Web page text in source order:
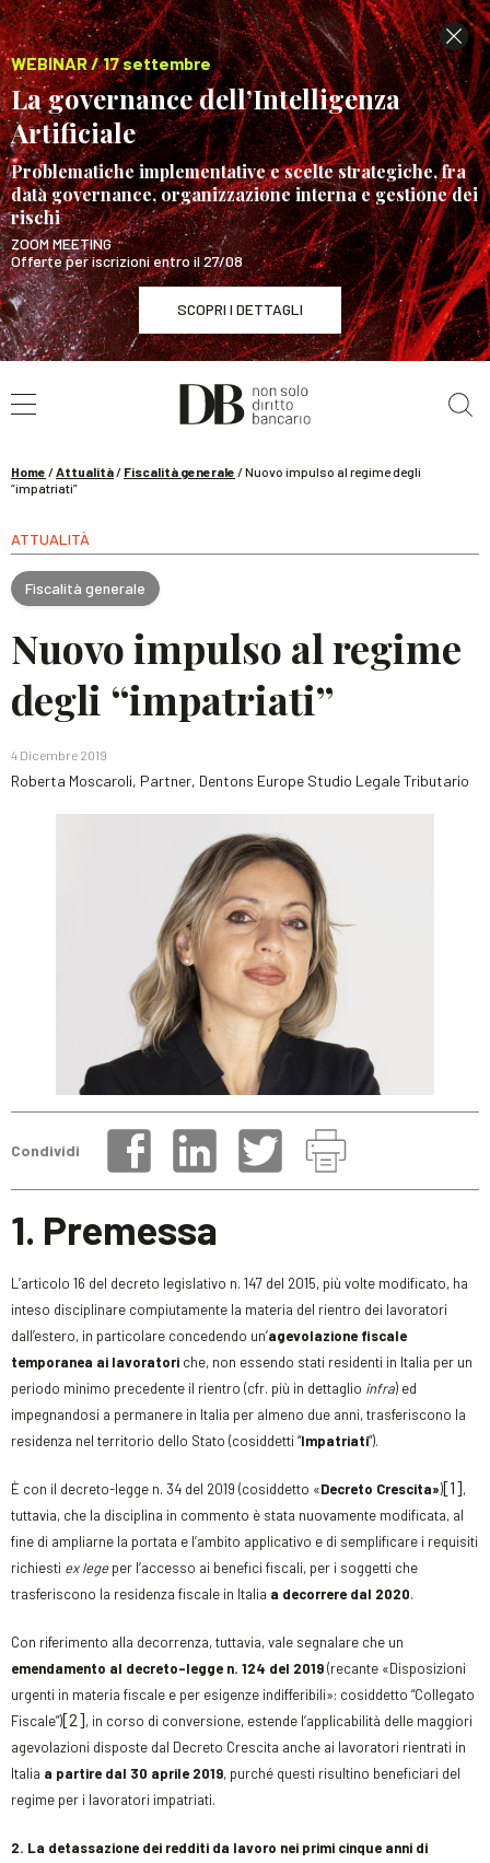
WEBINAR / 17 settembre
La governance dell’Intelligenza
Artificiale
Problematiche implementative e scelte strategiche, fra
data governance, organizzazione interna e gestione dei
rischi
ZOOM MEETING
Offerte per iscrizioni entro il 27/08
SCOPRI I DETTAGLI
WEBINAR / 17 settembre
La governance dell’Intelligenza Artificiale
Home /Attualità/ Fiscalità generale /Nuovo impulso al regime degli
“impatriati”
ATTUALITÀ
Fiscalità generale
Nuovo impulso al regime
degli “impatriati”
4 Dicembre 2019
Roberta Moscaroli, Partner, Dentons Europe Studio Legale Tributario
Condividi
1. Premessa
L’articolo 16 del decreto legislativo n. 147 del 2015, più volte modificato, ha
inteso disciplinare compiutamente la materia del rientro dei lavoratori
dall’estero, in particolare concedendo un’agevolazione fiscale
temporanea ai lavoratori che, non essendo stati residenti in Italia per un
periodo minimo precedente il rientro (cfr. più in dettaglio infra) ed
impegnandosi a permanere in Italia per almeno due anni, trasferiscono la
residenza nel territorio dello Stato (cosiddetti “Impatriati”).
È con il decreto-legge n. 34 del 2019 (cosiddetto «Decreto Crescita»)[1],
tuttavia, che la disciplina in commento è stata nuovamente modificata, al
fine di ampliarne la portata e l’ambito applicativo e di semplificare i requisiti
richiesti ex legeper l’accesso ai benefici fiscali, per i soggetti che
trasferiscono la residenza fiscale in Italia a decorrere dal 2020.
Con riferimento alla decorrenza, tuttavia, vale segnalare che un
emendamento al decreto-legge n. 124 del 2019(recante «Disposizioni
urgenti in materia fiscale e per esigenze indifferibili»: cosiddetto “Collegato
Fiscale”)[2], in corso di conversione, estende l’applicabilità delle maggiori
agevolazioni disposte dal Decreto Crescita anche ai lavoratori rientrati in
Italia a partire dal 30 aprile 2019, purché questi risultino beneficiari del
regime per i lavoratori impatriati.
2. La detassazione dei redditi da lavoro nei primi cinque anni di